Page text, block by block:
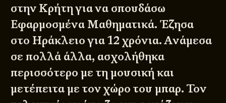
στην Κρήτη για να σπουδάσω
Εφαρμοσμένα Μαθηματικά. Έζησα
στο Ηράκλειο για 12 χρόνια. Ανάμεσα
σε πολλά άλλα, ασχολήθηκα
περισσότερο με τη μουσική και
μετέπειτα με τον χώρο του μπαρ. Τον